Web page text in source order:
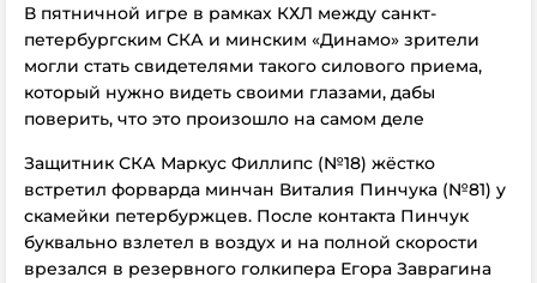
В пятничной игре в рамках КХЛ между санкт-
петербургским СКА и минским «Динамо» зрители
могли стать свидетелями такого силового приема,
который нужно видеть своими глазами, дабы
поверить, что это произошло на самом деле
Защитник СКА Маркус Филлипс (№18) жёстко
встретил форварда минчан Виталия Пинчука (№81) у
скамейки петербуржцев. После контакта Пинчук
буквально взлетел в воздух и на полной скорости
врезался в резервного голкипера Егора Заврагина